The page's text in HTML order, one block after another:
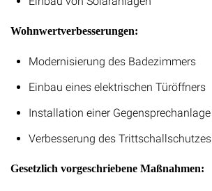
Wohnwertverbesserungen:
Modernisierung des Badezimmers
Einbau eines elektrischen Türöffners
Installation einer Gegensprechanlage
Verbesserung des Trittschallschutzes
Gesetzlich vorgeschriebene Maßnahmen: